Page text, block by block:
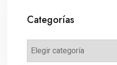
Categorías